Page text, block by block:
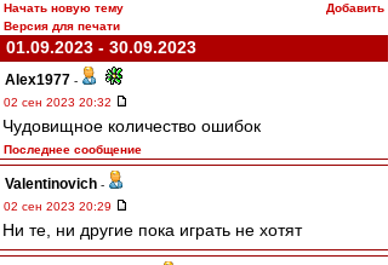
Начать новую тему
Добавить
Версия для печати
01.09.2023 - 30.09.2023
Alex1977 -
02 сен 2023 20:32
Чудовищное количество ошибок
Последнее сообщение
Valentinovich -
02 сен 2023 20:29
Ни те, ни другие пока играть не хотят